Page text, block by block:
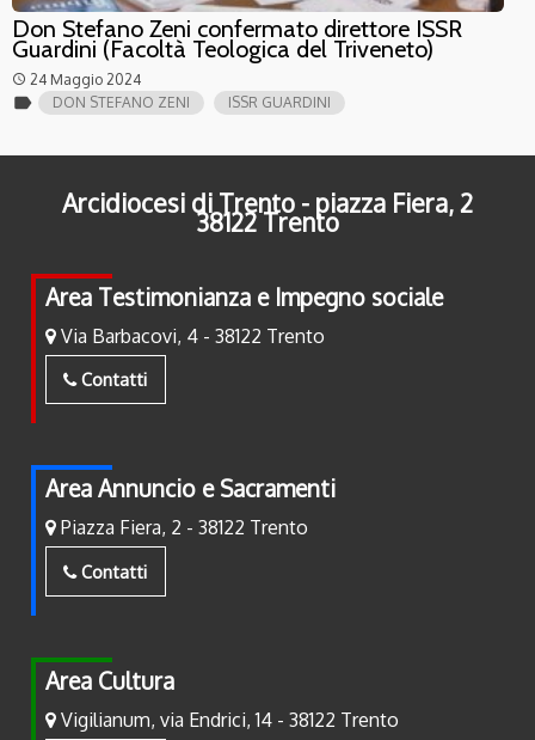
Don Stefano Zeni confermato direttore ISSR
Guardini (Facoltà Teologica del Triveneto)
access_time 24 Maggio 2024
label DON STEFANO ZENI ISSR GUARDINI
Arcidiocesi di Trento - piazza Fiera, 2
38122 Trento
Area Testimonianza e Impegno sociale
Via Barbacovi, 4 - 38122 Trento
Contatti
Area Annuncio e Sacramenti
Piazza Fiera, 2 - 38122 Trento
Contatti
Area Cultura
Vigilianum, via Endrici, 14 - 38122 Trento